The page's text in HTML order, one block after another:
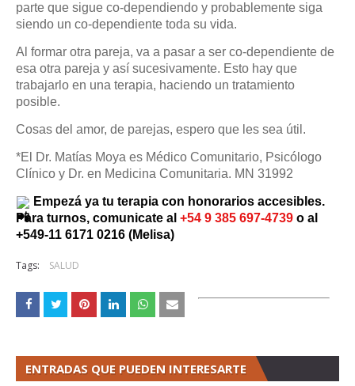
parte que sigue co-dependiendo y probablemente siga
siendo un co-dependiente toda su vida.
Al formar otra pareja, va a pasar a ser co-dependiente de
esa otra pareja y así sucesivamente. Esto hay que
trabajarlo en una terapia, haciendo un tratamiento
posible.
Cosas del amor, de parejas, espero que les sea útil.
*El Dr. Matías Moya es Médico Comunitario, Psicólogo
Clínico y Dr. en Medicina Comunitaria. MN 31992
Empezá ya tu terapia con honorarios accesibles.
Para turnos, comunicate al +54 9 385 697-4739 o al
+549-11 6171 0216 (Melisa)
Tags: SALUD
ENTRADAS QUE PUEDEN INTERESARTE